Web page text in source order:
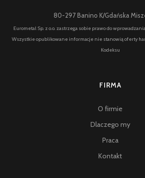
80-297 Banino K/Gdańska
Eurometal Sp. z o.o. zastrzega sobie prawo do
Wszystkie opublikowane informacje nie stanowią oferty
Kodeksu
FIRMA
O firmie
Dlaczego my
Praca
Kontakt